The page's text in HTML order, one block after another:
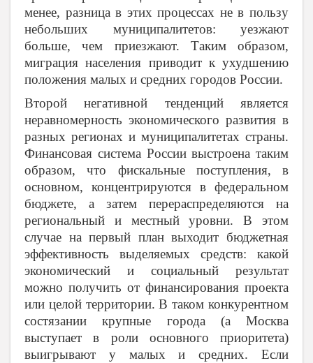
менее, разница в этих процессах не в пользу
небольших муниципалитетов: уезжают
больше, чем приезжают. Таким образом,
миграция населения приводит к ухудшению
положения малых и средних городов России.
Второй негативной тенденций является
неравномерность экономического развития в
разных регионах и муниципалитетах страны.
Финансовая система России выстроена таким
образом, что фискальные поступления, в
основном, концентрируются в федеральном
бюджете, а затем перераспределяются на
региональный и местный уровни. В этом
случае на первый план выходит бюджетная
эффективность выделяемых средств: какой
экономический и социальный результат
можно получить от финансирования проекта
или целой территории. В таком конкурентном
состязании крупные города (а Москва
выступает в роли основного приоритета)
выигрывают у малых и средних. Если